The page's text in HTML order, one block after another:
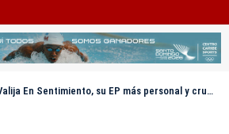
En Sentimiento, su EP más personal y crudo